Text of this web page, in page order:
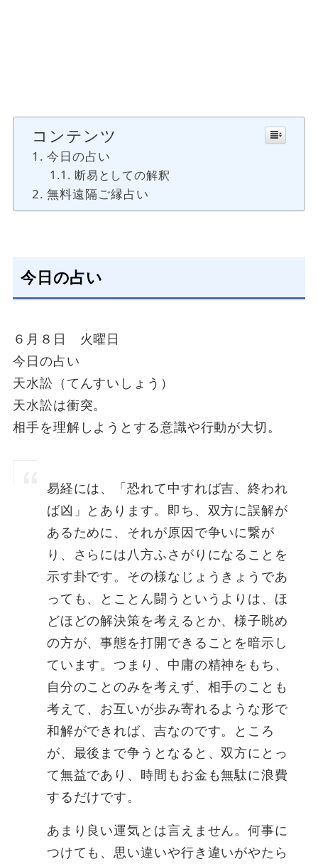
コンテンツ
今日の占い
断易としての解釈
無料遠隔ご縁占い
今日の占い
６月８日 火曜日
今日の占い
天水訟（てんすいしょう）
天水訟は衝突。
相手を理解しようとする意識や行動が大切。
易経には、「恐れて中すれば吉、終われ
ば凶」とあります。即ち、双方に誤解が
あるために、それが原因で争いに繋が
り、さらには八方ふさがりになることを
示す卦です。その様なじょうきょうであ
っても、とことん闘うというよりは、ほ
どほどの解決策を考えるとか、様子眺め
の方が、事態を打開できることを暗示し
ています。つまり、中庸の精神をもち、
自分のことのみを考えず、相手のことも
考えて、お互いが歩み寄れるような形で
和解ができれば、吉なのです。ところ
が、最後まで争うとなると、双方にとっ
て無益であり、時間もお金も無駄に浪費
するだけです。
あまり良い運気とは言えません。何事に
つけても、思い違いや行き違いがやたら